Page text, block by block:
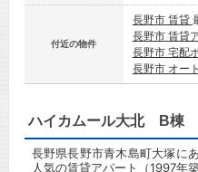
付近の物件
長野市 賃貸
長野市 賃貸
長野市 宅配
長野市 オー
ハイカムール大北 B棟
長野県長野市青木島町大塚に
人気の賃貸アパート（1997年築